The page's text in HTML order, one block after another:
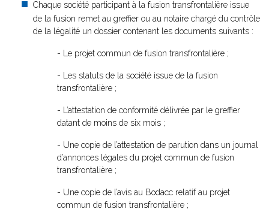
Chaque société participant à la fusion transfrontalière issue
de la fusion remet au greffier ou au notaire chargé du contrôle
de la légalité un dossier contenant les documents suivants :
- Le projet commun de fusion transfrontalière ;
- Les statuts de la société issue de la fusion
transfrontalière ;
- L’attestation de conformité délivrée par le greffier
datant de moins de six mois ;
- Une copie de l’attestation de parution dans un journal
d’annonces légales du projet commun de fusion
transfrontalière ;
- Une copie de l’avis au Bodacc relatif au projet
commun de fusion transfrontalière ;